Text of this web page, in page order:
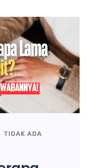
TIDAK ADA